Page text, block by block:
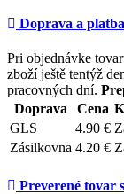
Doprava a platba
Pri objednávke
zboží ještě tentýž
pracovných dní.
Doprava
Cena
GLS
4.90 €
Zásilkovna 4.20 €
Preverené tovar